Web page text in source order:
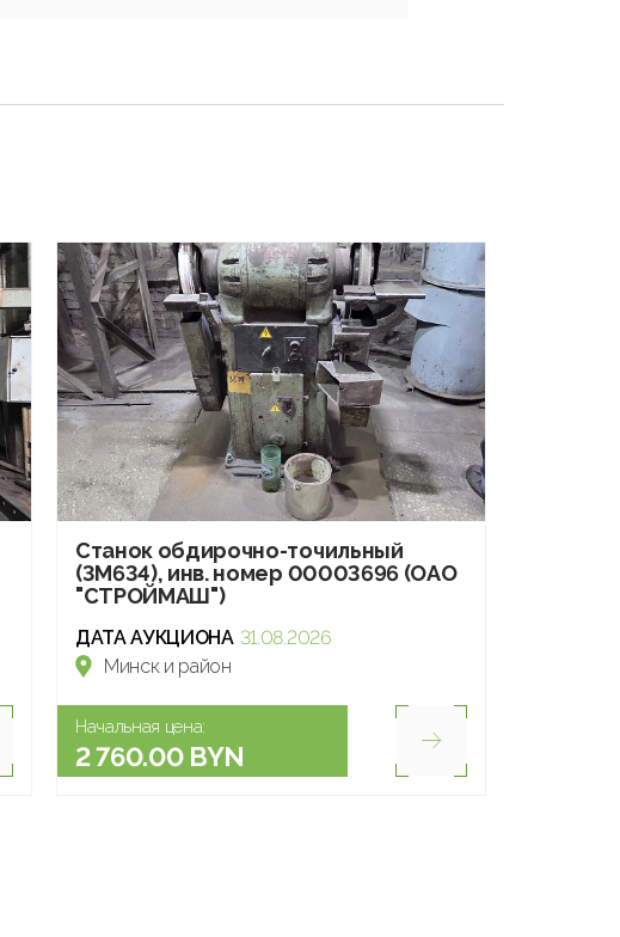
Станок обдирочно-точильный
(3М634), инв. номер 00003696 (ОАО
"СТРОЙМАШ")
ДАТА АУКЦИОНА 31.08.2026
Минск и район
Начальная цена:
2 760.00 BYN